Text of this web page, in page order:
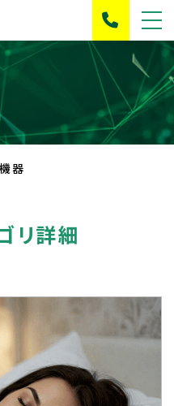
器
リ詳細